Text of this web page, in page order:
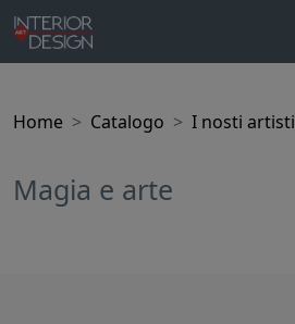
Home Catalogo I nosti artisti
Magia e arte